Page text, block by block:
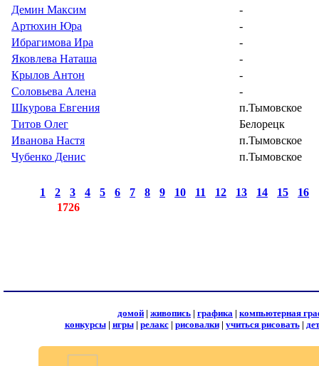
Демин Максим
-
Артюхин Юра
-
Ибрагимова Ира
-
Яковлева Наташа
-
Крылов Антон
-
Соловьева Алена
-
Шкурова Евгения
п.Тымовское
Титов Олег
Белорецк
Иванова Настя
п.Тымовское
Чубенко Денис
п.Тымовское
1 2 3 4 5 6 7 8 9 10 11 12 13 14 15 16
1726
домой | живопись | графика | компьютерная
конкурсы| игры| релакс| рисовалки| учиться рисовать|